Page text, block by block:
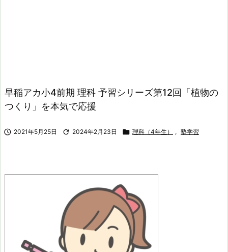
早稲アカ小4前期 理科 予習シリーズ第12回「植物の
つくり」を本気で応援
 2021年5月25日  2024年2月23日  理科（4年生） , 塾学習